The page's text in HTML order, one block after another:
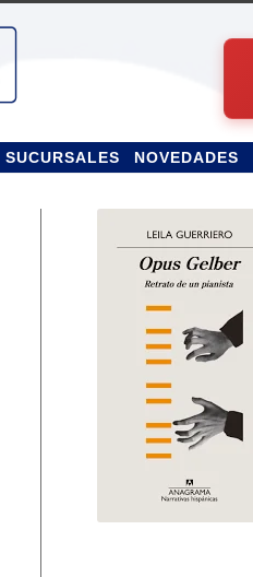
SUCURSALES NOVEDADES